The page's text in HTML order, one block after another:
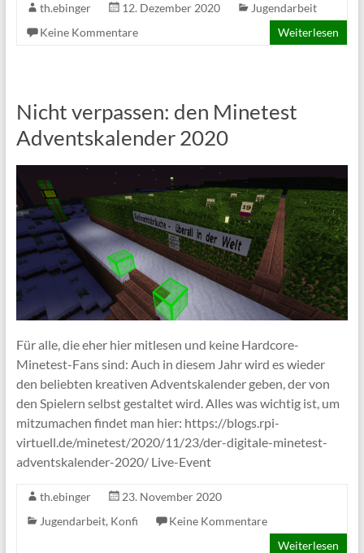
th.ebinger 12. Dezember 2020
Jugendarbeit
Keine Kommentare
Weiterlesen
Nicht verpassen: den Minetest
Adventskalender 2020
Für alle, die eher hier mitlesen und keine Hardcore-
Minetest-Fans sind: Auch in diesem Jahr wird es wieder
den beliebten kreativen Adventskalender geben, der von
den Spielern selbst gestaltet wird. Alles was wichtig ist, um
mitzumachen findet man hier: https://blogs.rpi-
virtuell.de/minetest/2020/11/23/der-digitale-minetest-
adventskalender-2020/ Live-Event
th.ebinger
23. November 2020
Jugendarbeit, Konfi
Keine Kommentare
Weiterlesen